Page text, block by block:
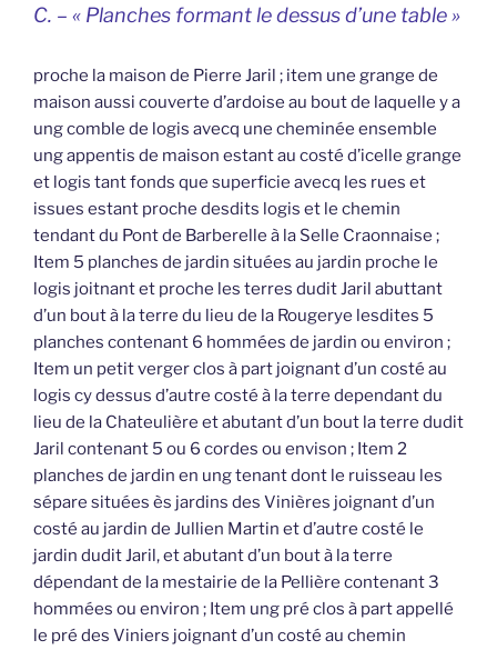
C. – « Planches formant le dessus d’une table »
proche la maison de Pierre Jaril ; item une grange de
maison aussi couverte d’ardoise au bout de laquelle y a
ung comble de logis avecq une cheminée ensemble
ung appentis de maison estant au costé d’icelle grange
et logis tant fonds que superficie avecq les rues et
issues estant proche desdits logis et le chemin
tendant du Pont de Barberelle à la Selle Craonnaise ;
Item 5 planches de jardin situées au jardin proche le
logis joitnant et proche les terres dudit Jaril abuttant
d’un bout à la terre du lieu de la Rougerye lesdites 5
planches contenant 6 hommées de jardin ou environ ;
Item un petit verger clos à part joignant d’un costé au
logis cy dessus d’autre costé à la terre dependant du
lieu de la Chateulière et abutant d’un bout la terre dudit
Jaril contenant 5 ou 6 cordes ou envison ; Item 2
planches de jardin en ung tenant dont le ruisseau les
sépare situées ès jardins des Vinières joignant d’un
costé au jardin de Jullien Martin et d’autre costé le
jardin dudit Jaril, et abutant d’un bout à la terre
dépendant de la mestairie de la Pellière contenant 3
hommées ou environ ; Item ung pré clos à part appellé
le pré des Viniers joignant d’un costé au chemin